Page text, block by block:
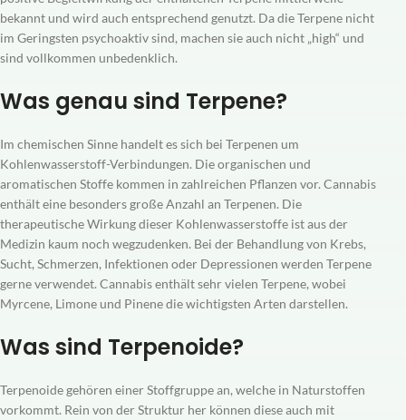
bekannt und wird auch entsprechend genutzt. Da die Terpene nicht
im Geringsten psychoaktiv sind, machen sie auch nicht „high“ und
sind vollkommen unbedenklich.
Was genau sind Terpene?
Im chemischen Sinne handelt es sich bei Terpenen um
Kohlenwasserstoff-Verbindungen. Die organischen und
aromatischen Stoffe kommen in zahlreichen Pflanzen vor. Cannabis
enthält eine besonders große Anzahl an Terpenen. Die
therapeutische Wirkung dieser Kohlenwasserstoffe ist aus der
Medizin kaum noch wegzudenken. Bei der Behandlung von Krebs,
Sucht, Schmerzen, Infektionen oder Depressionen werden Terpene
gerne verwendet. Cannabis enthält sehr vielen Terpene, wobei
Myrcene, Limone und Pinene die wichtigsten Arten darstellen.
Was sind Terpenoide?
Terpenoide gehören einer Stoffgruppe an, welche in Naturstoffen
vorkommt. Rein von der Struktur her können diese auch mit